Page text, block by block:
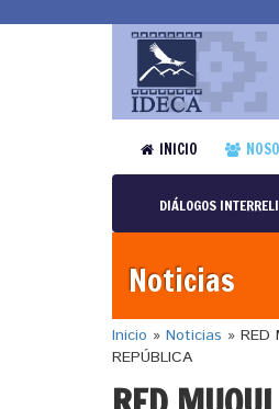
INICIO
DIÁLOGOS
Noticias
Inicio » Noticias » RED
REPÚBLICA